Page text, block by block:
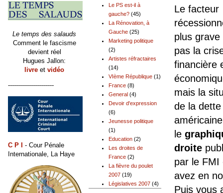
Le facteur
plus grave
pas la
financière
mais la
de la dette
le
droite
par le FMI
avez en
Puis vous
Le PS est-il à
gauche? (45)
La Rénovation, à
Gauche (25)
Marketing politique
(2)
Artistes réfractaires
(14)
VIème République (1)
France (8)
General (4)
Devoir d'expression
(6)
Jeunesse politique
(1)
Education (2)
Les droites de
France (2)
La fièvre du poulet
2007 (19)
Législatives 2007 (4)
Le temps des salauds
Comment le fascisme
devient réel
Hugues Jallon:
livre et vidéo
-----------------------
C P I
- Cour Pénale
Internationale, La Haye